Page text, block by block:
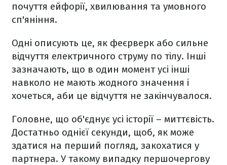
почуття ейфорії, хвилювання та умовного
сп'яніння.
Одні описують це, як феєрверк або сильне
відчуття електричного струму по тілу. Інші
зазначають, що в один момент усі інші
навколо не мають жодного значення і
хочеться, аби це відчуття не закінчувалося.
Головне, що об'єднує усі історії – миттєвість.
Достатньо однієї секунди, щоб, як може
здатися на перший погляд, закохатися у
партнера. У такому випадку першочергову